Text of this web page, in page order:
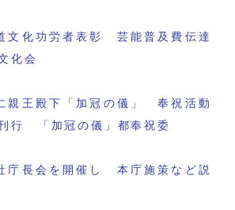
文化功労者表彰 芸能普及費伝達
化会
親王殿下「加冠の儀」 奉祝活動
行 「加冠の儀」都奉祝委
庁長会を開催し 本庁施策など説